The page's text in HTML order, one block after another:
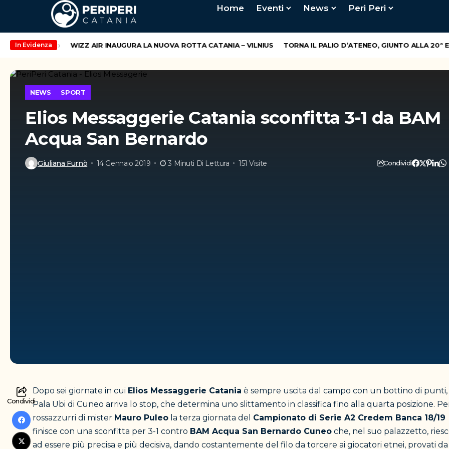
Home Eventi News Peri Peri
In Evidenza
di maggio WIZZ AIR INAUGURA LA NUOVA ROTTA CATANIA – VILNIUS TORNA IL PALIO D’ATENEO, GIUNTO ALLA 20°
NEWS SPORT
Elios Messaggerie Catania sconfitta 3-1 da BAM
Acqua San Bernardo
Giuliana Furnò 14 Gennaio 2019 3 Minuti Di Lettura 151 Visite Condividi
Condividi
Dopo sei giornate in cui Elios Messaggerie Catania è sempre uscita dal campo con un bottino di punti,
Pala Ubi di Cuneo arriva lo stop, che determina uno slittamento in classifica fino alla quarta posizione.
rossazzurri di mister Mauro Puleo la terza giornata del Campionato di Serie A2 Credem Banca 18/19
finisce con una sconfitta per 3-1 contro BAM Acqua San Bernardo Cuneo che, nel suo palazzetto,
ad essere più precisa e più decisiva, dando costantemente del filo da torcere ai giocatori etnei, provati da